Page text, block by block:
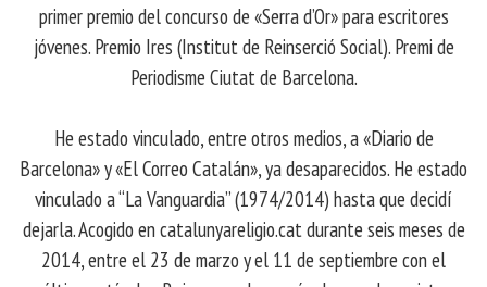
primer premio del concurso de «Serra d’Or» para escritores
jóvenes. Premio Ires (Institut de Reinserció Social). Premi de
Periodisme Ciutat de Barcelona.
He estado vinculado, entre otros medios, a «Diario de
Barcelona» y «El Correo Catalán», ya desaparecidos. He estado
vinculado a “La Vanguardia” (1974/2014) hasta que decidí
dejarla. Acogido en catalunyareligio.cat durante seis meses de
2014, entre el 23 de marzo y el 11 de septiembre con el